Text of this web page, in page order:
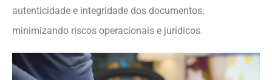
autenticidade e integridade dos documentos,
minimizando riscos operacionais e jurídicos.